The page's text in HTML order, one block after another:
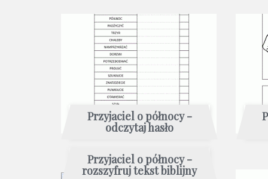
Przyjaciel o północy -
odczytaj hasło
Przyjaciel o północy -
rozszyfruj tekst biblijny